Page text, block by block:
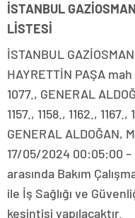
İSTANBUL
LİSTESİ
İSTANBUL
HAYRETTİN PAŞA
1077., GENERAL
1157., 1158., 1162.,
GENERAL ALDOĞAN,
17/05/2024 00:05:00
arasında Bakım
ile İş Sağlığı ve
kesintisi yapılacaktır.